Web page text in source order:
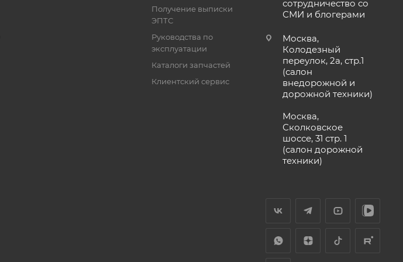
Получение выписки
ЭПТС
Руководства по
эксплуатации
Каталоги запчастей
Клиентский сервис
сотрудничество со
СМИ и блогерами
Москва,
Колодезный
переулок, 2а, стр.1
(салон
внедорожной и
дорожной техники)
Москва,
Сколковское
шоссе, 31 стр. 1
(салон дорожной
техники)